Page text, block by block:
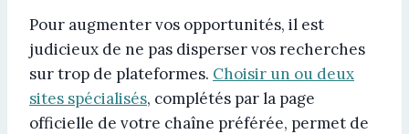
Pour augmenter vos opportunités, il est
judicieux de ne pas disperser vos recherches
sur trop de plateformes. Choisir un ou deux
sites spécialisés, complétés par la page
officielle de votre chaîne préférée, permet de